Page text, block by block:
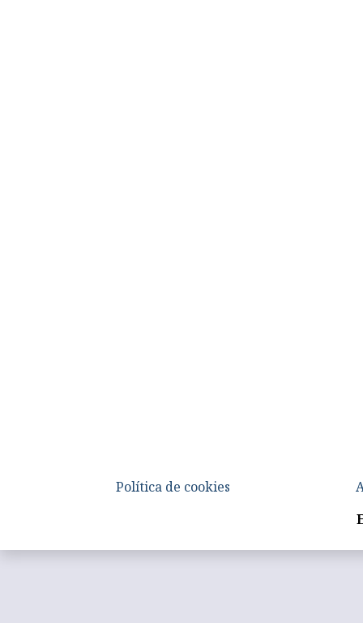
Política de cookies